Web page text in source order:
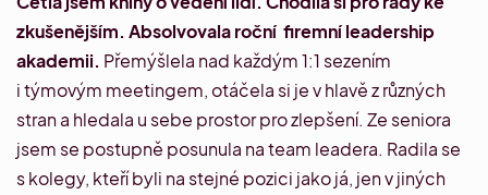
zkušenějším. Absolvovala roční firemní leadership
akademii. Přemýšlela nad každým 1:1 sezením
i týmovým meetingem, otáčela si je v hlavě z různých
stran a hledala u sebe prostor pro zlepšení. Ze seniora
jsem se postupně posunula na team leadera. Radila se
s kolegy, kteří byli na stejné pozici jako já, jen v jiných